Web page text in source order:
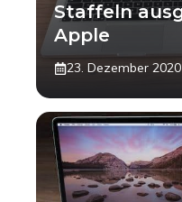
Staffeln
Apple
23. Dezember 2020